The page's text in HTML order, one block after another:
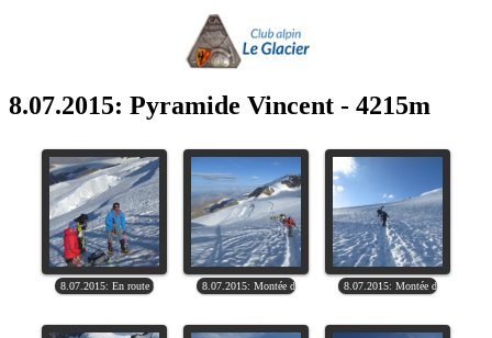
8.07.2015: Pyramide Vincent - 4215m